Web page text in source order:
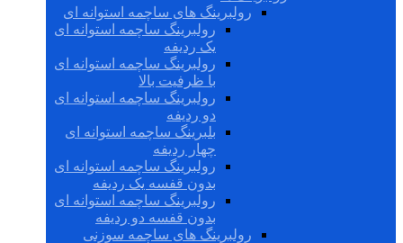
رولبرینگ های ساچمه استوانه ای
رولبرینگ ساچمه استوانه ای
یک ردیفه
رولبرینگ ساچمه استوانه ای
با ظرفیت بالا
رولبرینگ ساچمه استوانه ای
دو ردیفه
بلبرینگ ساچمه استوانه ای
چهار ردیفه
رولبرینگ ساچمه استوانه ای
بدون قفسه یک ردیفه
رولبرینگ ساچمه استوانه ای
بدون قفسه دو ردیفه
رولبرینگ های ساچمه سوزنی